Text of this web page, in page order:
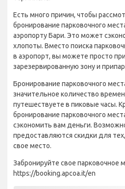
Есть много причин, чтобы
бронирование парковочного
аэропорту Бари. Это может
хлопоты. Вместо поиска
в аэропорт, вы можете просто
зарезервированную зону и
Бронирование парковочного
значительное количество
путешествуете в пиковые часы.
бронирование парковочного
сэкономить вам деньги.
предоставляются скидки для
свое место.
Забронируйте свое парковочное
https://booking.apcoa.it/en